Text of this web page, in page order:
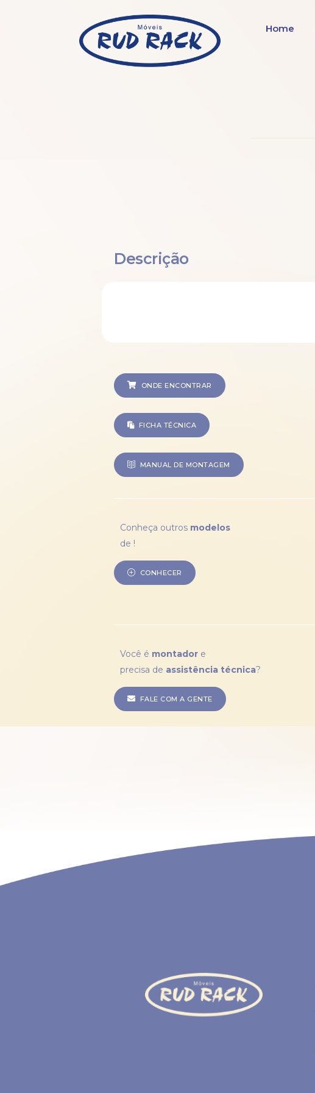
Home
Descrição
ONDE ENCONTRAR
FICHA TÉCNICA
MANUAL DE MONTAGEM
Conheça outros modelos
de !
CONHECER
Você é montador e
precisa de assistência técnica?
FALE COM A GENTE